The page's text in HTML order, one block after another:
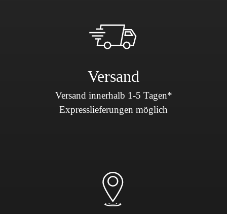
Versand
Versand innerhalb 1-5 Tagen*
Expresslieferungen möglich